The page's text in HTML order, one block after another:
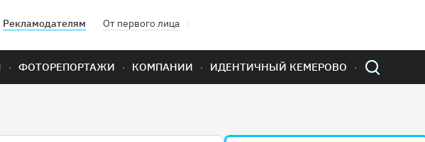
Рекламодателям От первого лица
ФОТОРЕПОРТАЖИ КОМПАНИИ ИДЕНТИЧНЫЙ КЕМЕРОВО